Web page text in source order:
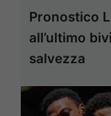
Pronostico
all’ultimo
salvezza